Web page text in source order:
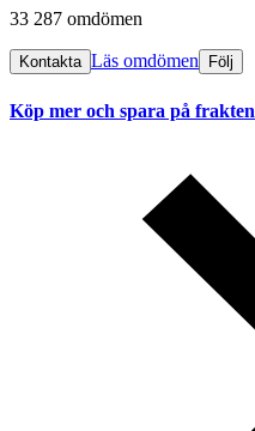
33 287 omdömen
Kontakta Läs omdömen Följ
Köp mer och spara på frakten